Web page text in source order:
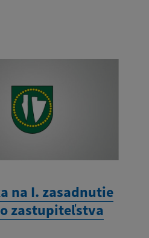
na I. zasadnutie
zastupiteľstva